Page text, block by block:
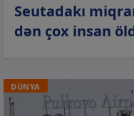
Seutadakı
dən çox insan
DÜNYA